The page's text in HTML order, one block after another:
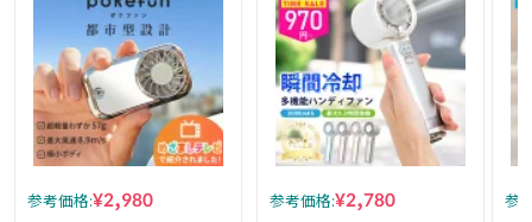
参考価格:¥2,980 参考価格:¥2,780 参